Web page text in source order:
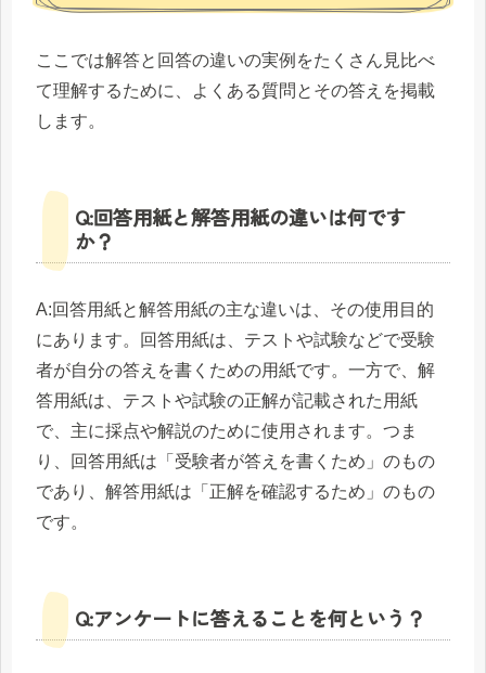
ここでは解答と回答の違いの実例をたくさん見比べ
て理解するために、よくある質問とその答えを掲載
します。
Q:回答用紙と解答用紙の違いは何です
か？
A:回答用紙と解答用紙の主な違いは、その使用目的
にあります。回答用紙は、テストや試験などで受験
者が自分の答えを書くための用紙です。一方で、解
答用紙は、テストや試験の正解が記載された用紙
で、主に採点や解説のために使用されます。つま
り、回答用紙は「受験者が答えを書くため」のもの
であり、解答用紙は「正解を確認するため」のもの
です。
Q:アンケートに答えることを何という？